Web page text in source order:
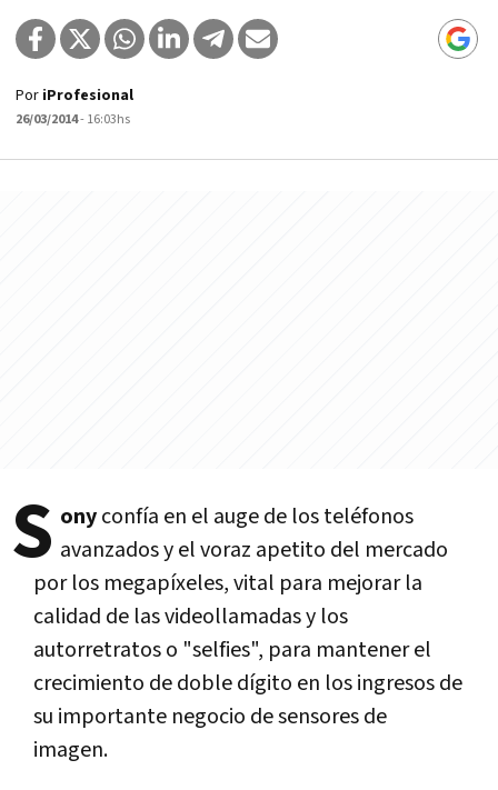
Por iProfesional
26/03/2014- 16:03hs
S onyconfía en el auge de los teléfonos
avanzados y el voraz apetito del mercado
por los megapíxeles, vital para mejorar la
calidad de las videollamadas y los
autorretratos o "selfies", para mantener el
crecimiento de doble dígito en los ingresos de
su importante negocio de sensores de
imagen.